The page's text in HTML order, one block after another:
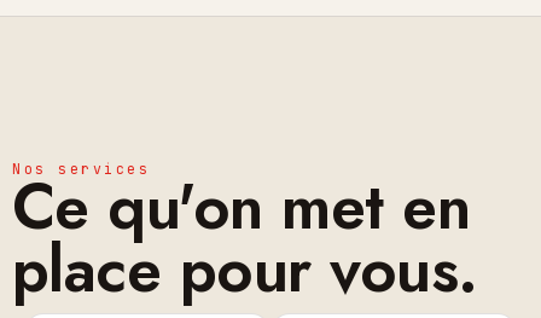
Nos services
Ce qu'on met en
place pour vous.